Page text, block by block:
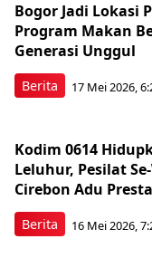
Berita
Bogor Jadi Lokasi
Program Makan
Generasi Unggul
17 Mei 2026,
Berita
Kodim 0614
Leluhur, Pesilat
Cirebon Adu
16 Mei 2026,